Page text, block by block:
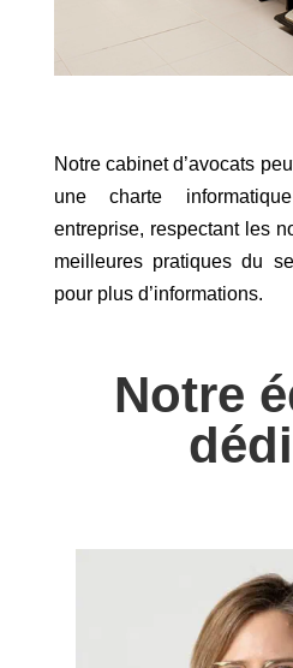
Notre cabinet d’avocats
une charte
entreprise, respectant les
meilleures pratiques du
pour plus d’informations.
Notre